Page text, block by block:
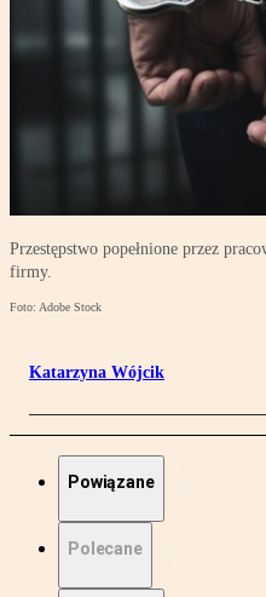
Przestępstwo popełnione przez
firmy.
Foto: Adobe Stock
Katarzyna Wójcik
Powiązane
Polecane